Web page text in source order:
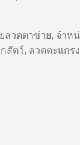
ลวดตาข่าย, จำห
กสัตว์, ลวดตะแ